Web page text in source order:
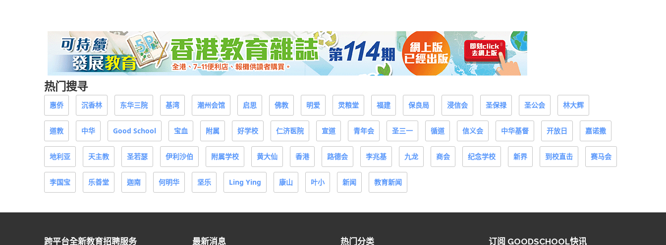
热门搜寻
惠侨 沉香林 东华三院 基湾 潮州会馆 启思 佛教 明爱 灵粮堂 福建 保良局 浸信会 圣保禄 圣公会 林大辉
道教 中华 Good School 宝血 附属 好学校 仁济医院 宣道 青年会 圣三一 循道 信义会 中华基督 开放日 嘉诺撒
地利亚 天主教 圣若瑟 伊利沙伯 附属学校 黄大仙 香港 路德会 李兆基 九龙 商会 纪念学校 新界 到校直击 赛马会
李国宝 乐善堂 迦南 何明华 坚乐 Ling Ying 康山 叶小 新闻 教育新闻
跨平台全新教育招聘服务 最新消息 热门分类 订阅 GOODSCHOOL快讯